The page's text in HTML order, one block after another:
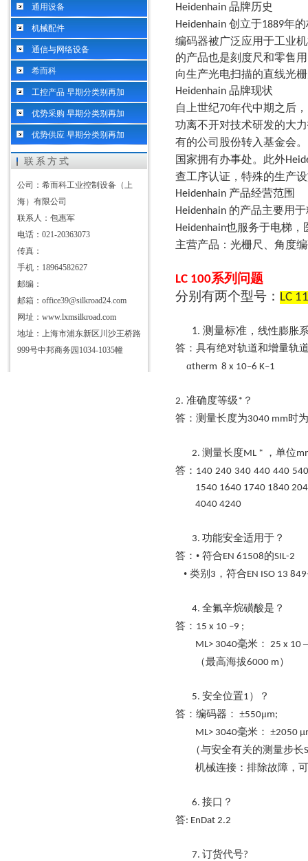
通用设备
机械配件
通信与网络设备
希而科
工控产品 早期分类别再加
优势采购 早期分类别再加
优势供应 早期分类别再加
联系方式
公司：希而科工业控制设备（上
海）有限公司
联系人：包惠军
电话：021-20363073
传真：
手机：18964582627
邮编：
邮箱：office39@silkroad24.com
网址： www.lxmsilkroad.com
地址：上海市浦东新区川沙王桥路
999号中邦商务园1034-1035幢
Heidenhain 品牌历史
Heidenhain 创立于1889年
编码器被广泛应用于工业
的产品也是刻度尺和零售
向生产光电扫描的直线光
Heidenhain 品牌现状
自上世纪70年代中期之后，
功离不开对技术研发的大
有的公司股份转入基金会
国家拥有办事处。此外
查工序认证，特殊的生产
Heidenhain 产品经营范围
Heidenhain 的产品主要用
Heidenhain也服务于电梯，
主营产品：光栅尺、角度
LC 100系列问题
分别有两个型号： LC
1. 测量标准， 线性膨胀
答：具有绝对轨道和增量轨
αtherm 8 x 10–6 K–1
2. 准确度等级* ？
答：测量长度为3040 mm 时
2. 测量长度ML * ，单位
答： 140 240 340 440 440 540
1540 1640 1740 1840
4040 4240
3. 功能安全适用于？
答： • 符合EN 61508的SIL-2
• 类别 3 ，符合EN ISO 13
4. 全氟辛烷磺酸是？
答： 15 x 10 –9 ;
ML> 3040毫米： 25 x 10 –
（最高海拔6000 m ）
5. 安全位置1 ）？
答：编码器： ±550μm;
ML> 3040毫米： ±2050
（与安全有关的测量步长
机械连接：排除故障，
6. 接口？
答: EnDat 2.2
7. 订货代号?